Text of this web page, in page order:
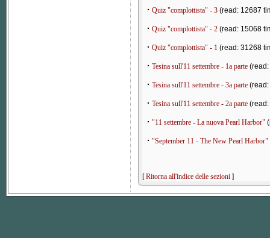
· Quiz "complottista" - 3 (read: 12687
· Quiz "complottista" - 2 (read: 15068
· Quiz "complottista" - 1 (read: 31268
· Tesina sull'11 settembre - 1a parte
· Tesina sull'11 settembre - 3a parte
· Tesina sull'11 settembre - 2a parte
· "11 settembre - La nuova Pearl Harbor"
· "September 11 - The New Pearl Harbor"
[Ritorna all'indice delle sezioni ]